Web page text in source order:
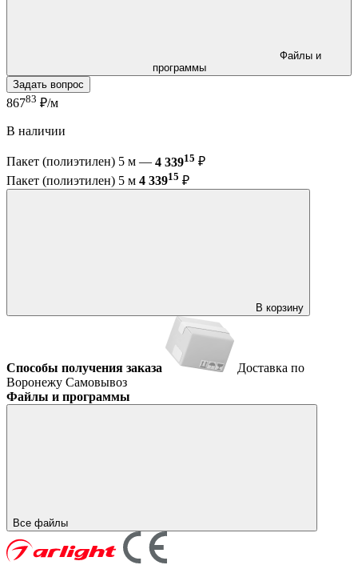
программы
Задать вопрос
86783 ₽/м
В наличии
Пакет (полиэтилен) 5 м — 4 33915 ₽
Пакет (полиэтилен) 5 м 4 33915 ₽
В корзину
Способы получения заказа
Доставка по
Воронежу Самовывоз
Файлы и программы
Все файлы